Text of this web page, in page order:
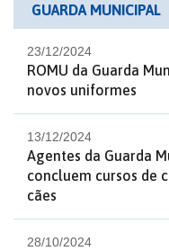
GUARDA MUNICIPAL
23/12/2024
ROMU da Guarda
novos uniformes
13/12/2024
Agentes da Guarda
concluem cursos de
cães
28/10/2024